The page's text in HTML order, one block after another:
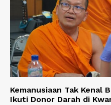
Kemanusiaan Tak Kenal
Ikuti Donor Darah di